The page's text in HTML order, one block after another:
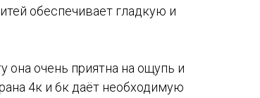
обеспечивает гладкую и
она очень приятна на ощупь и
4к и 6к даёт необходимую